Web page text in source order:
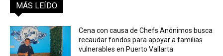
MÁS LEÍDO
Cena con causa de Chefs Anónimos busca
recaudar fondos para apoyar a familias
vulnerables en Puerto Vallarta